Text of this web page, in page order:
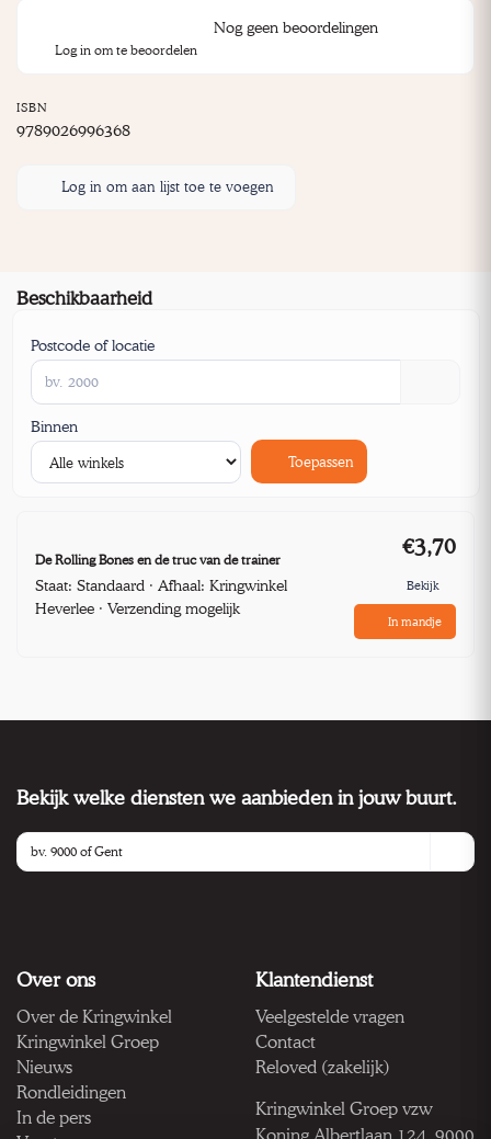
Nog geen beoordelingen
Log in om te beoordelen
ISBN
9789026996368
Log in om aan lijst toe te voegen
Beschikbaarheid
Postcode of locatie
Binnen
Toepassen
De Rolling Bones en de truc van de trainer
Staat: Standaard · Afhaal: Kringwinkel
Heverlee · Verzending mogelijk
€3,70
Bekijk
In mandje
Bekijk welke diensten we aanbieden in jouw buurt.
Over ons
Over de Kringwinkel
Kringwinkel Groep
Nieuws
Rondleidingen
In de pers
Klantendienst
Veelgestelde vragen
Contact
Reloved (zakelijk)
Kringwinkel Groep vzw